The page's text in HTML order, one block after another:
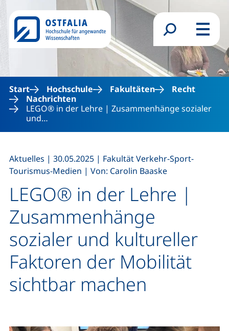
Direkt zum Inhalt
Suchformular
Menü
Start Hochschule Fakultäten
Recht
Nachrichten
LEGO® in der Lehre | Zusammenhänge sozialer
und…
LEGO® in der Lehre |
Zusammenhänge
sozialer und kultureller
Faktoren der Mobilität
sichtbar machen
Aktuelles | 30.05.2025 | Fakultät Verkehr-Sport-
Tourismus-Medien | Von: Carolin Baaske